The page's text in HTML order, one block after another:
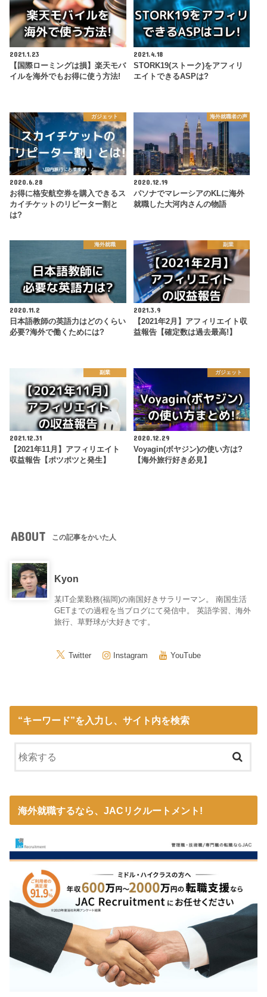
2021.1.23
【国際ローミングは損】楽天モバ
イルを海外でもお得に使う方法!
2021.4.18
STORK19(ストーク)をアフィリ
エイトできるASPは?
ガジェット
2020.6.28
お得に格安航空券を購入できるス
カイチケットのリピーター割と
は?
海外就職者の声
2020.12.19
パソナでマレーシアのKLに海外
就職した大河内さんの物語
海外就職
2020.11.2
日本語教師の英語力はどのくらい
必要?海外で働くためには?
副業
2021.3.9
【2021年2月】アフィリエイト収
益報告【確定数は過去最高!】
副業
2021.12.31
【2021年11月】アフィリエイト
収益報告【ポツポツと発生】
ガジェット
2020.12.29
Voyagin(ボヤジン)の使い方は?
【海外旅行好き必見】
ABOUT この記事をかいた人
Kyon
某IT企業勤務(福岡)の南国好きサラリーマン。 南国生活
GETまでの過程を当ブログにて発信中。 英語学習、海外
旅行、草野球が大好きです。
Twitter Instagram YouTube
“キーワード”を入力し、サイト内を検索
海外就職するなら、JACリクルートメント!